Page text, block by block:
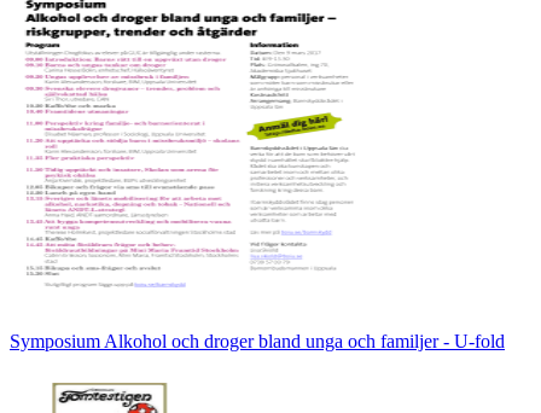
Symposium Alkohol och droger bland unga och familjer - U-fold